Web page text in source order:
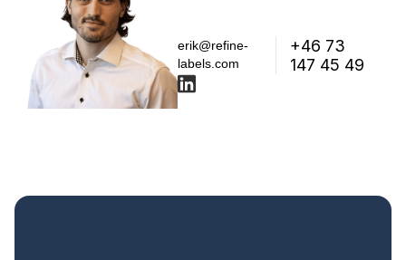
erik@refine-
labels.com
+46 73
147 45 49